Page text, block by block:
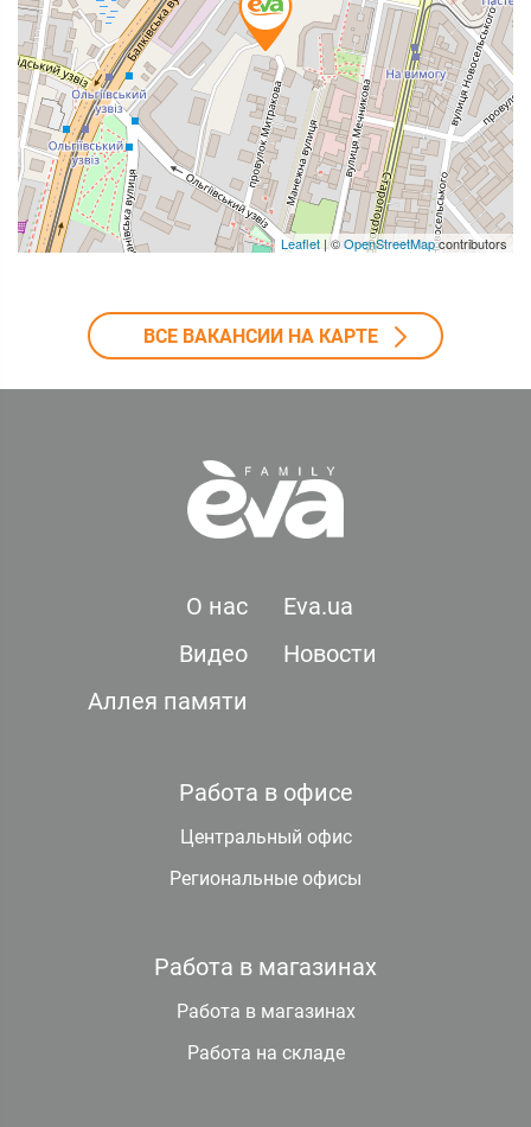
Leaflet | ©OpenStreetMapcontributors
ВСЕ ВАКАНСИИ НА КАРТЕ
О нас
Eva.ua
Видео
Новости
Аллея памяти
Работа в офисе
Центральный офис
Региональные офисы
Работа в магазинах
Работа в магазинах
Работа на складе